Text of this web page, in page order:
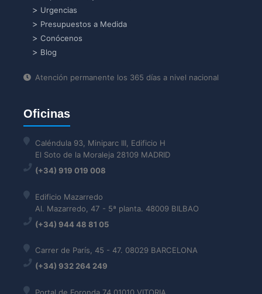
Urgencias
Presupuestos a Medida
Conócenos
Blog
Atención permanente los 365 días a nivel nacional
Oficinas
Caléndula 93, Miniparc III, Edificio H
El Soto de la Moraleja 28109 MADRID
(+34) 919 019 008
Edificio Mazarredo
Al. Mazarredo, 47 - 5ª planta. 48009 BILBAO
(+34) 944 48 81 05
Carrer de París, 45 - 47. 08029 BARCELONA
(+34) 932 264 249